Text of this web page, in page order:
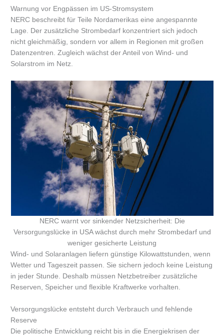
Warnung vor Engpässen im US-Stromsystem
NERC beschreibt für Teile Nordamerikas eine angespannte
Lage. Der zusätzliche Strombedarf konzentriert sich jedoch
nicht gleichmäßig, sondern vor allem in Regionen mit großen
Datenzentren. Zugleich wächst der Anteil von Wind- und
Solarstrom im Netz.
NERC warnt vor sinkender Netzsicherheit: Die
Versorgungslücke in USA wächst durch mehr Strombedarf und
weniger gesicherte Leistung
Wind- und Solaranlagen liefern günstige Kilowattstunden, wenn
Wetter und Tageszeit passen. Sie sichern jedoch keine Leistung
in jeder Stunde. Deshalb müssen Netzbetreiber zusätzliche
Reserven, Speicher und flexible Kraftwerke vorhalten.
Versorgungslücke entsteht durch Verbrauch und fehlende
Reserve
Die politische Entwicklung reicht bis in die Energiekrisen der